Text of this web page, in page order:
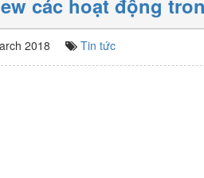
các hoạt động
2018 Tin tức